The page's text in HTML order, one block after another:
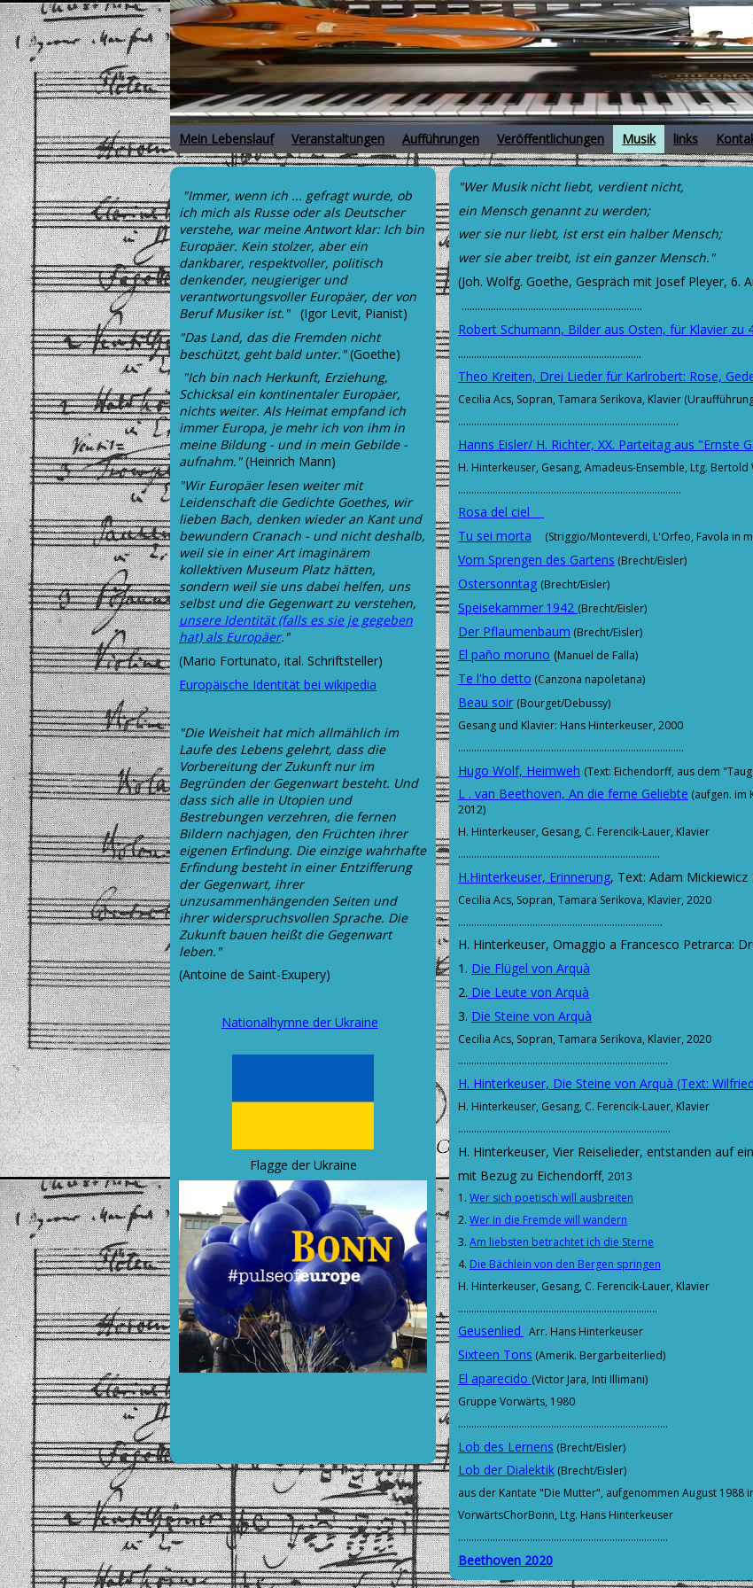
Mein Lebenslauf Veranstaltungen Aufführungen Veröffentlichungen Musik links
"Immer, wenn ich ... gefragt wurde, ob
ich mich als Russe oder als Deutscher
verstehe, war meine Antwort klar: Ich bin
Europäer. Kein stolzer, aber ein
dankbarer, respektvoller, politisch
denkender, neugieriger und
verantwortungsvoller Europäer, der von
Beruf Musiker ist." (Igor Levit, Pianist)
"Das Land, das die Fremden nicht
beschützt, geht bald unter."(Goethe)
"Ich bin nach Herkunft, Erziehung,
Schicksal ein kontinentaler Europäer,
nichts weiter. Als Heimat empfand ich
immer Europa, je mehr ich von ihm in
meine Bildung - und in mein Gebilde -
aufnahm."(Heinrich Mann)
"Wir Europäer lesen weiter mit
Leidenschaft die Gedichte Goethes, wir
lieben Bach, denken wieder an Kant und
bewundern Cranach - und nicht deshalb,
weil sie in einer Art imaginärem
kollektiven Museum Platz hätten,
sondern weil sie uns dabei helfen, uns
selbst und die Gegenwart zu verstehen,
unsere Identität (falls es sie je gegeben
hat) als Europäer."
(Mario Fortunato, ital. Schriftsteller)
Europäische Identität bei wikipedia
"Die Weisheit hat mich allmählich im
Laufe des Lebens gelehrt, dass die
Vorbereitung der Zukunft nur im
Begründen der Gegenwart besteht. Und
dass sich alle in Utopien und
Bestrebungen verzehren, die fernen
Bildern nachjagen, den Früchten ihrer
eigenen Erfindung. Die einzige wahrhafte
Erfindung besteht in einer Entzifferung
der Gegenwart, ihrer
unzusammenhängenden Seiten und
ihrer widerspruchsvollen Sprache. Die
Zukunft bauen heißt die Gegenwart
leben."
(Antoine de Saint-Exupery)
Nationalhymne der Ukraine
Flagge der Ukraine
"Wer Musik nicht liebt, verdient nicht,
ein Mensch genannt zu werden;
wer sie nur liebt, ist erst ein halber Mensch;
wer sie aber treibt, ist ein ganzer Mensch."
(Joh. Wolfg. Goethe, Gespräch mit Josef Pleyer, 6.
....................................................................
Robert Schumann, Bilder aus Osten, für Klavier zu
.....................................................................
Theo Kreiten, Drei Lieder für Karlrobert: Rose,
Cecilia Acs, Sopran, Tamara Serikova, Klavier
...................................................................................
Hanns Eisler/ H. Richter, XX. Parteitag aus "Ernste
H. Hinterkeuser, Gesang, Amadeus-Ensemble, Ltg.
....................................................................................
Rosa del ciel
Tu sei morta
(Striggio/Monteverdi, L'Orfeo, Favola in
Vom Sprengen des Gartens (Brecht/Eisler)
Ostersonntag (Brecht/Eisler)
Speisekammer 1942 (Brecht/Eisler)
Der Pflaumenbaum (Brecht/Eisler)
El paño moruno (Manuel de Falla)
Te l'ho detto (Canzona napoletana)
Beau soir (Bourget/Debussy)
Gesang und Klavier: Hans Hinterkeuser, 2000
.....................................................................................
Hugo Wolf, Heimweh (Text: Eichendorff, aus dem
L . van Beethoven, An die ferne Geliebte (aufgen. im
2012)
H. Hinterkeuser, Gesang, C. Ferencik-Lauer, Klavier
............................................................................
H.Hinterkeuser, Erinnerung, Text: Adam Mickiewicz
Cecilia Acs, Sopran, Tamara Serikova, Klavier, 2020
.............................................................................
H. Hinterkeuser, Omaggio a Francesco Petrarca:
1. Die Flügel von Arquà
2. Die Leute von Arquà
3. Die Steine von Arquà
Cecilia Acs, Sopran, Tamara Serikova, Klavier, 2020
...............................................................................
H. Hinterkeuser, Die Steine von Arquà (Text:
H. Hinterkeuser, Gesang, C. Ferencik-Lauer, Klavier
................................................................................
H. Hinterkeuser, Vier Reiselieder, entstanden auf
mit Bezug zu Eichendorff, 2013
1. Wer sich poetisch will ausbreiten
2. Wer in die Fremde will wandern
3. Am liebsten betrachtet ich die Sterne
4. Die Bächlein von den Bergen springen
H. Hinterkeuser, Gesang, C. Ferencik-Lauer, Klavier
...........................................................................
Geusenlied Arr. Hans Hinterkeuser
Sixteen Tons (Amerik. Bergarbeiterlied)
El aparecido (Victor Jara, Inti Illimani)
Gruppe Vorwärts, 1980
...............................................................................
Lob des Lernens (Brecht/Eisler)
Lob der Dialektik (Brecht/Eisler)
aus der Kantate "Die Mutter", aufgenommen August 1988
VorwärtsChorBonn, Ltg. Hans Hinterkeuser
...............................................................................
Beethoven 2020